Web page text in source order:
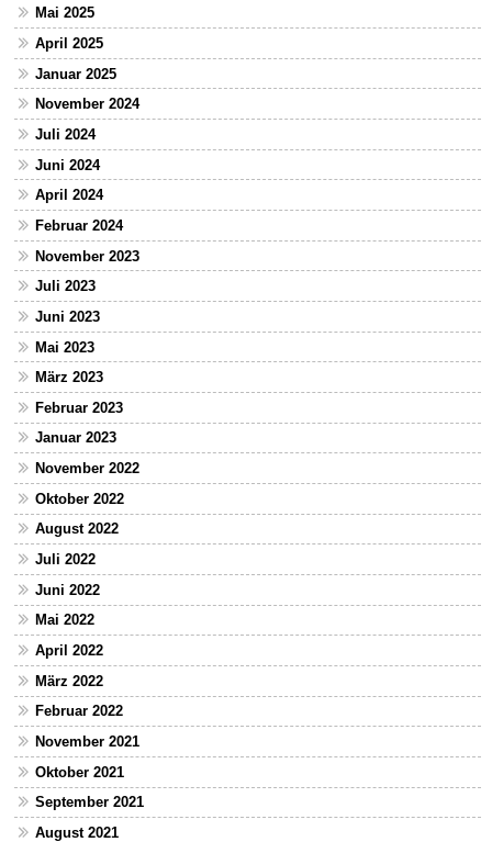
Mai 2025
April 2025
Januar 2025
November 2024
Juli 2024
Juni 2024
April 2024
Februar 2024
November 2023
Juli 2023
Juni 2023
Mai 2023
März 2023
Februar 2023
Januar 2023
November 2022
Oktober 2022
August 2022
Juli 2022
Juni 2022
Mai 2022
April 2022
März 2022
Februar 2022
November 2021
Oktober 2021
September 2021
August 2021